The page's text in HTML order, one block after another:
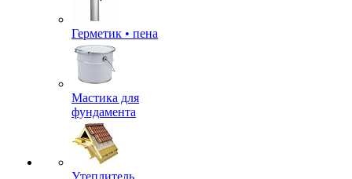
Герметик • пена
Мастика для
фундамента
Утеплитель